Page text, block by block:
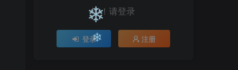
HI！请登录
登录 注册